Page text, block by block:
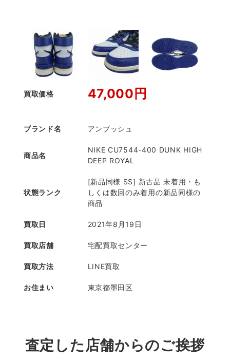
買取価格 47,000円
ブランド名 アンブッシュ
商品名
NIKE CU7544-400 DUNK HIGH
DEEP ROYAL
状態ランク
[新品同様 SS] 新古品 未着用・も
しくは数回のみ着用の新品同様の
商品
買取日 2021年8月19日
買取店舗 宅配買取センター
買取方法 LINE買取
お住まい 東京都墨田区
査定した店舗からのご挨拶